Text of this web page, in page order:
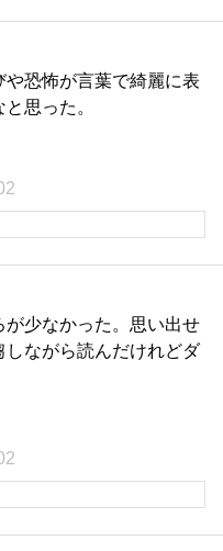
や恐怖が言葉で綺麗に表
思った。
少なかった。思い出せ
しながら読んだけれどダ